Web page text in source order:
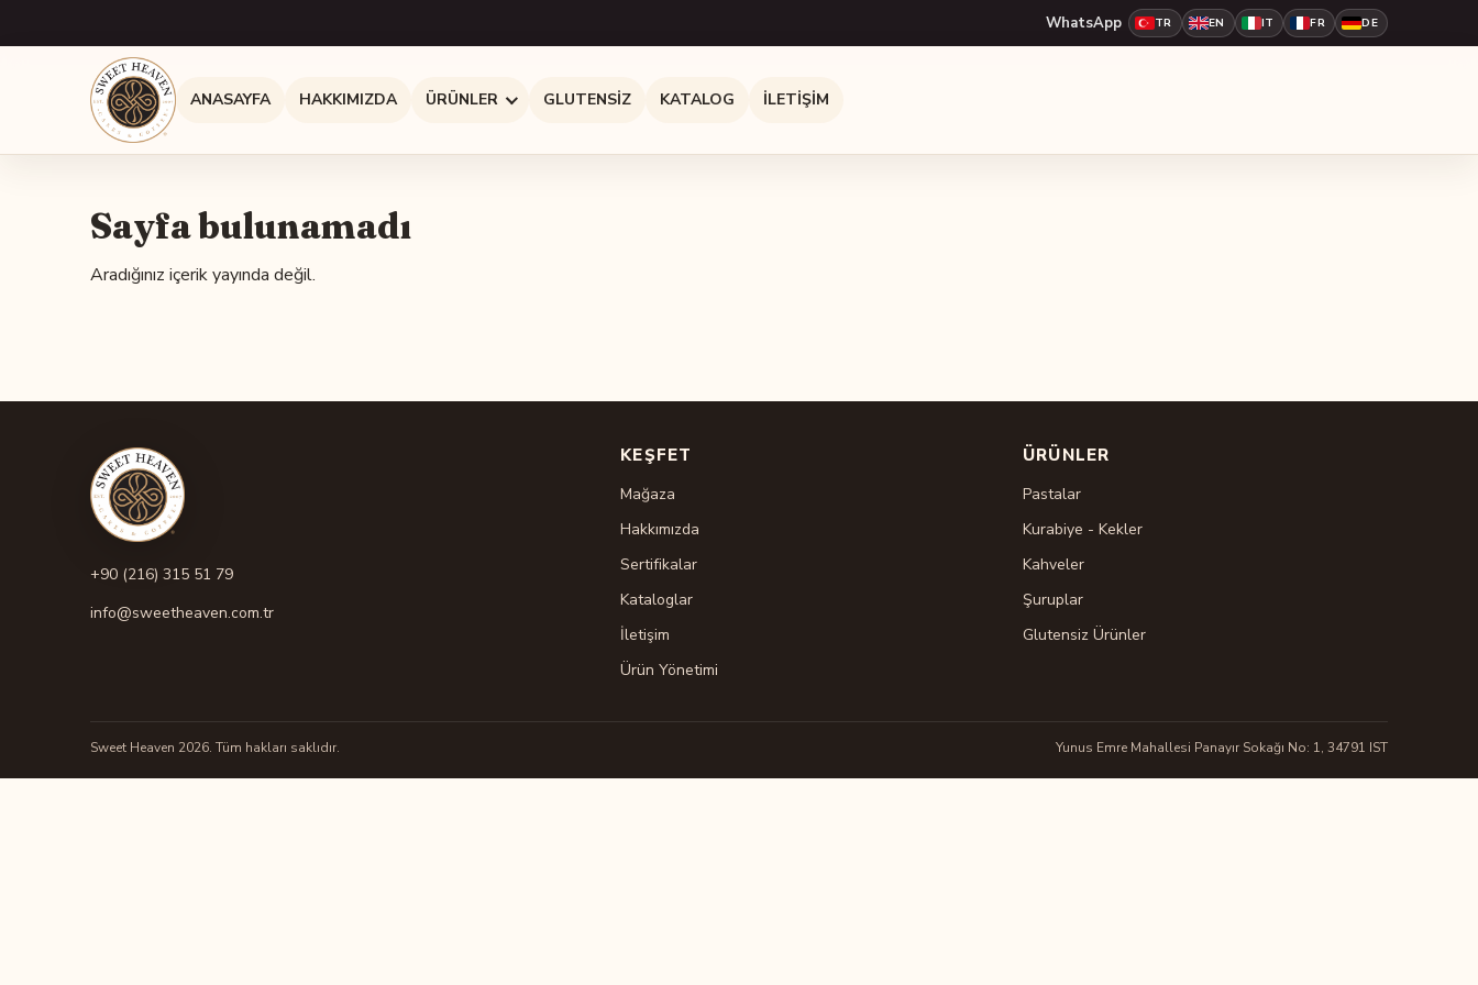
WhatsApp TR EN IT FR DE
ANASAYFA HAKKIMIZDA ÜRÜNLER GLUTENSIZ KATALOG İLETIŞIM
Sayfa bulunamadı
Aradığınız içerik yayında değil.
+90 (216) 315 51 79
info@sweetheaven.com.tr
KEŞFET
Mağaza
Hakkımızda
Sertifikalar
Kataloglar
İletişim
Ürün Yönetimi
ÜRÜNLER
Pastalar
Kurabiye - Kekler
Kahveler
Şuruplar
Glutensiz Ürünler
Sweet Heaven 2026. Tüm hakları saklıdır. Yunus Emre Mahallesi Panayır Sokağı No: 1, 34791 IST